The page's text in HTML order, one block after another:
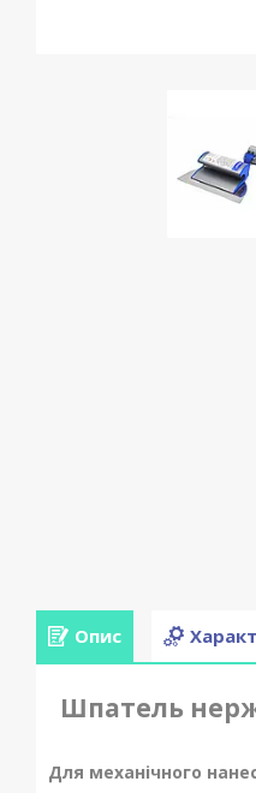
Опис
Шпатель
Для механічного